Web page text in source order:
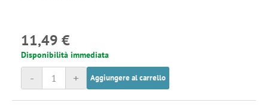
11,49 €
Disponibilità immediata
+
- Aggiungere al carrello